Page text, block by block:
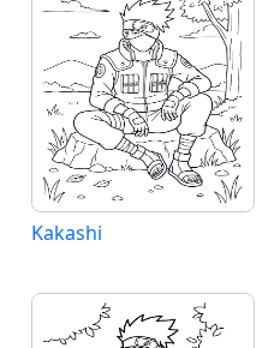
Kakashi